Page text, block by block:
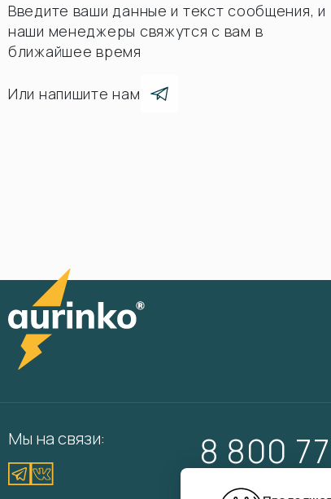
Введите ваши данные и текст сообщения, и
наши менеджеры свяжутся с вам в
ближайшее время
Или напишите нам
Мы на связи: 8 800
Вам